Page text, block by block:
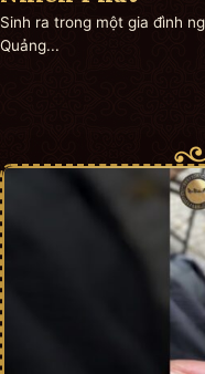
Sinh ra trong một gia đình
Quảng...